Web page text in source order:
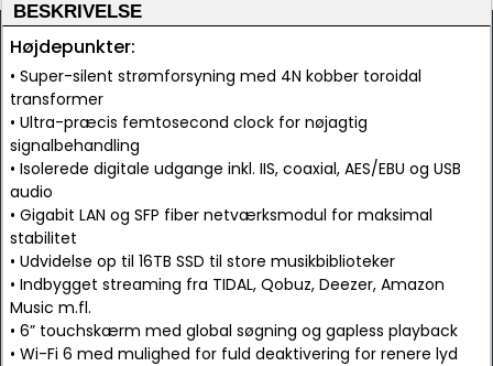
BESKRIVELSE
Højdepunkter:
• Super-silent strømforsyning med 4N kobber toroidal
transformer
• Ultra-præcis femtosecond clock for nøjagtig
signalbehandling
• Isolerede digitale udgange inkl. IIS, coaxial, AES/EBU og USB
audio
• Gigabit LAN og SFP fiber netværksmodul for maksimal
stabilitet
• Udvidelse op til 16TB SSD til store musikbiblioteker
• Indbygget streaming fra TIDAL, Qobuz, Deezer, Amazon
Music m.fl.
• 6” touchskærm med global søgning og gapless playback
• Wi-Fi 6 med mulighed for fuld deaktivering for renere lyd